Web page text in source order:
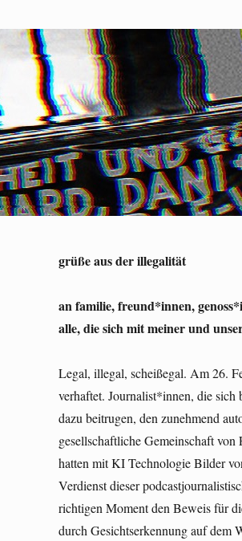
grüße aus der illegalität
an familie, freund*innen,
alle, die sich mit meiner und
Legal, illegal, scheißegal. Am 26.
verhaftet. Journalist*innen, die
dazu beitrugen, den zunehmend
gesellschaftliche Gemeinschaft
hatten mit KI Technologie Bilder
Verdienst dieser
richtigen Moment den Beweis für
durch Gesichtserkennung auf dem
Veröffentlichung